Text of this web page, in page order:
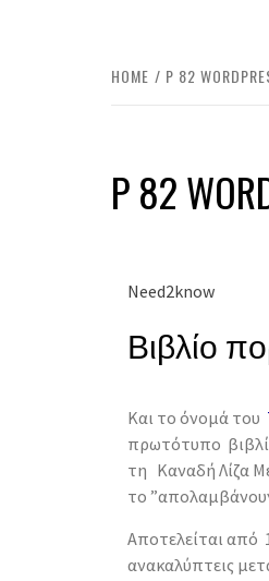
HOME P 82
P 82
Need2know
Βιβλίο
Και το όνομά του
πρωτότυπο
τη Καναδή Λίζα
το
Αποτελείται από
ανακαλύπτεις